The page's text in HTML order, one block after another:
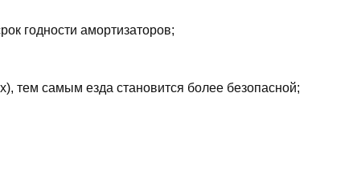
годности амортизаторов;
тем самым езда становится более безопасной;